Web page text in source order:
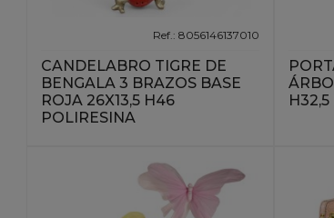
Ref.: 8056146137010
CANDELABRO TIGRE DE
BENGALA 3 BRAZOS BASE
ROJA 26X13,5 H46
POLIRESINA